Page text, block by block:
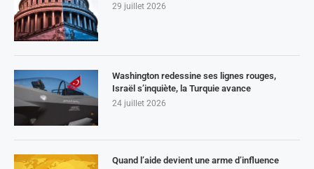
29 juillet 2026
Washington redessine ses lignes rouges,
Israël s’inquiète, la Turquie avance
24 juillet 2026
Quand l’aide devient une arme d’influence